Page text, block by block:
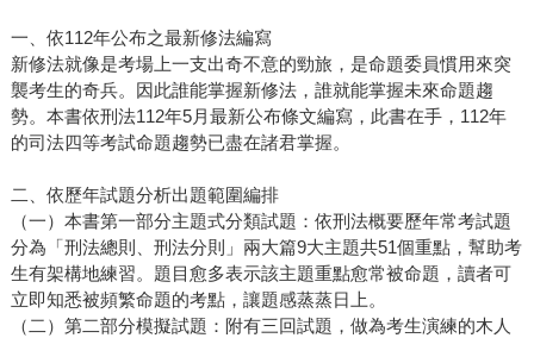
一、依112年公布之最新修法編寫
新修法就像是考場上一支出奇不意的勁旅，是命題委員慣用來突
襲考生的奇兵。因此誰能掌握新修法，誰就能掌握未來命題趨
勢。本書依刑法112年5月最新公布條文編寫，此書在手，112年
的司法四等考試命題趨勢已盡在諸君掌握。
二、依歷年試題分析出題範圍編排
（一）本書第一部分主題式分類試題：依刑法概要歷年常考試題
分為「刑法總則、刑法分則」兩大篇9大主題共51個重點，幫助考
生有架構地練習。題目愈多表示該主題重點愈常被命題，讀者可
立即知悉被頻繁命題的考點，讓題感蒸蒸日上。
（二）第二部分模擬試題：附有三回試題，做為考生演練的木人